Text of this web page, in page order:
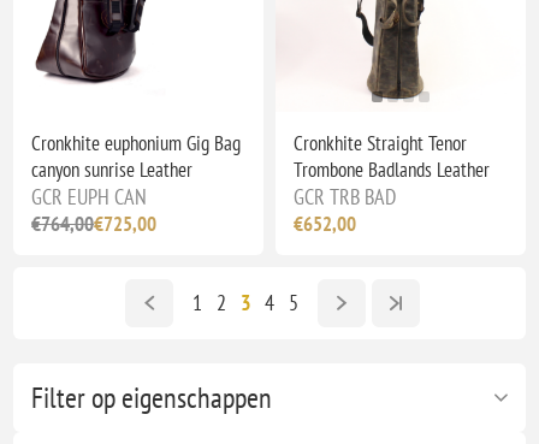
Filter op eigenschappen
Cronkhite euphonium Gig Bag
canyon sunrise Leather
GCR EUPH CAN
€764,00€725,00
Cronkhite Straight Tenor
Trombone Badlands Leather
GCR TRB BAD
€652,00
1 2 3 4 5